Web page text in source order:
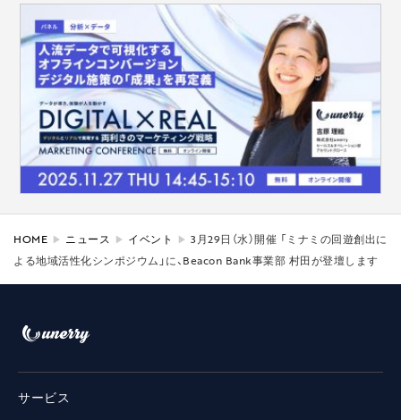
HOME ニュース イベント
3月29日（水）開催 「ミナミの回遊創出に
よる地域活性化シンポジウム」に、Beacon Bank事業部 村田が登壇します
サービス